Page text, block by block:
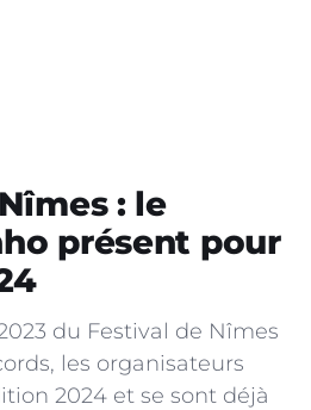
: le
présent pour
du Festival de Nîmes
les organisateurs
2024 et se sont déjà